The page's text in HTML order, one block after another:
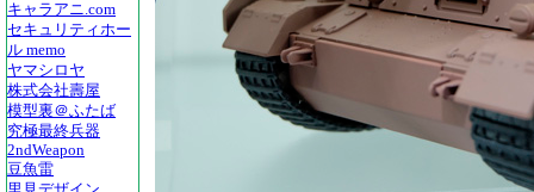
キャラアニ.com
セキュリティホー
ル memo
ヤマシロヤ
株式会社壽屋
模型裏＠ふたば
究極最終兵器
2ndWeapon
豆魚雷